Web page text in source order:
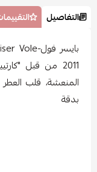
التفاصيل
2011 من قبل
المنعشة، قلب
بدقة